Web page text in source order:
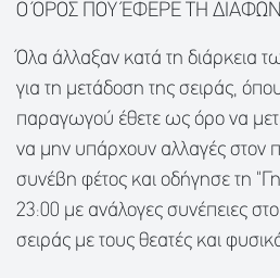
Ο ΌΡΟΣ ΠΟΥ ΈΦΕΡΕ ΤΗ
Όλα άλλαξαν κατά τη διάρκεια
για τη μετάδοση της σειράς,
παραγωγού έθετε ως όρο να
να μην υπάρχουν αλλαγές στον
συνέβη φέτος και οδήγησε τη "Γη
23:00 με ανάλογες συνέπειες
σειράς με τους θεατές και